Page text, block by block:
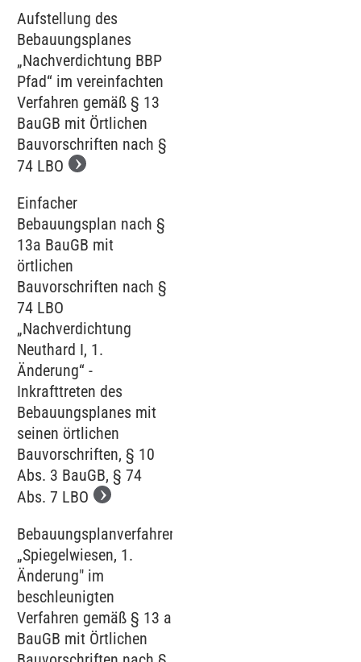
Aufstellung des
Bebauungsplanes
„Nachverdichtung BBP
Pfad“ im vereinfachten
Verfahren gemäß § 13
BauGB mit Örtlichen
Bauvorschriften nach §
74 LBO
Einfacher
Bebauungsplan nach §
13a BauGB mit
örtlichen
Bauvorschriften nach §
74 LBO
„Nachverdichtung
Neuthard I, 1.
Änderung“ -
Inkrafttreten des
Bebauungsplanes mit
seinen örtlichen
Bauvorschriften, § 10
Abs. 3 BauGB, § 74
Abs. 7 LBO
Bebauungsplanverfahren
„Spiegelwiesen, 1.
Änderung" im
beschleunigten
Verfahren gemäß § 13 a
BauGB mit Örtlichen